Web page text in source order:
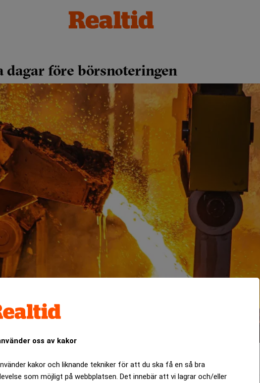
oss av kakor
kakor och liknande tekniker för att du ska få en så bra
som möjligt på webbplatsen. Det innebär att vi lagrar och/eller
dagar före börsnoteringen